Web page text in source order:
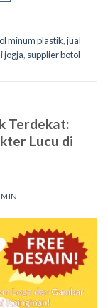
minum plastik,jual
jogja, supplier botol
Terdekat:
Lucu di